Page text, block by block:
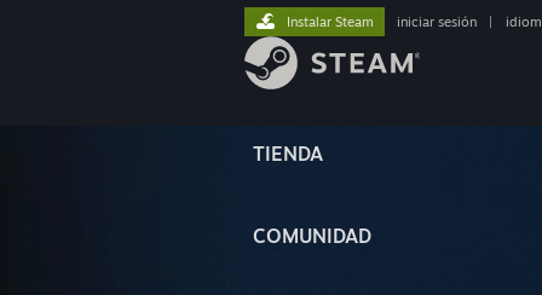
TIENDA
COMUNIDAD
Instalar Steam iniciar sesión